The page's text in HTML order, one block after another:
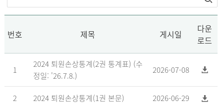
번호 제목 게시일
다운
로드
1
2024 퇴원손상통계(2권 통계표) (수
정일: '26.7.8.)
2026-07-08
2 2024 퇴원손상통계(1권 본문) 2026-06-29